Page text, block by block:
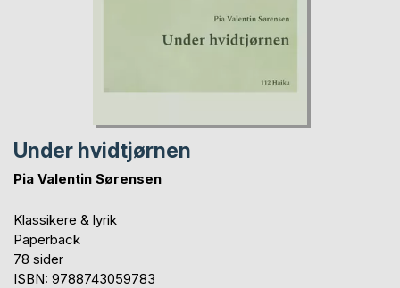
Under hvidtjørnen
Pia Valentin Sørensen
Klassikere & lyrik
Paperback
78 sider
ISBN: 9788743059783